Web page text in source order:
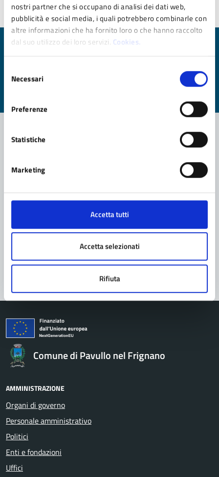
nostri partner che si occupano di analisi dei dati web,
pubblicità e social media, i quali potrebbero combinarle con
altre informazioni che ha fornito loro o che hanno raccolto
dal suo utilizzo dei loro servizi. Cookies.
delNecessari
Preferenze
Statistiche
Marketing
Accetta tutti
Accetta selezionati
Rifiuta
Quanto sono chiare le informazioni su questa
Valuta da 1 a 5 stelle la pagina
Leggi le domande frequenti
Richiedi assistenza
Prenota appuntamento
Problemi in città
Segnala disservizio
Comune di Pavullo nel Frignano
AMMINISTRAZIONE
Organi di governo
Personale amministrativo
Politici
Enti e fondazioni
Uffici